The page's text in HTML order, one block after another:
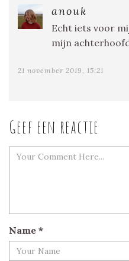
anouk
Echt iets voor
mijn
21 november 2019, 15:21
Geef een reactie
Name *